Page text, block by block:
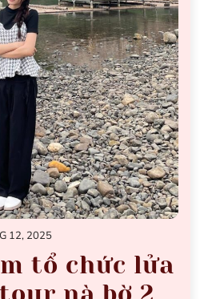
12, 2025
tổ chức lửa